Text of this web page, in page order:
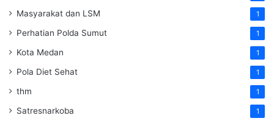
Masyarakat dan LSM 1
Perhatian Polda Sumut 1
Kota Medan 1
Pola Diet Sehat 1
thm 1
Satresnarkoba 1